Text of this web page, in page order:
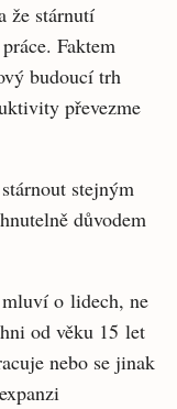
že stárnutí
Faktem
budoucí trh
převezme
stejným
důvodem
o lidech, ne
od věku 15 let
nebo se jinak